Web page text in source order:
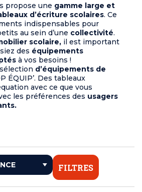
propose une gamme large et
d’écriture scolaires. Ce
indispensables pour
au sein d’une collectivité.
scolaire, il est important
des équipements
à vos besoins !
d’équipements de
ÉQUIP’. Des tableaux
avec ce que vous
les préférences des usagers
FILTRES